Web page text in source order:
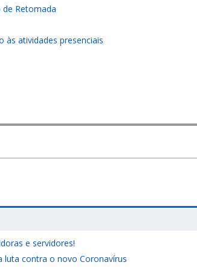
Retomada
às atividades presenciais
e servidores!
luta contra o novo Coronavírus